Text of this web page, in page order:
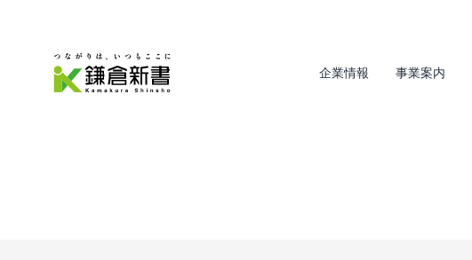
企業情報 事業案内